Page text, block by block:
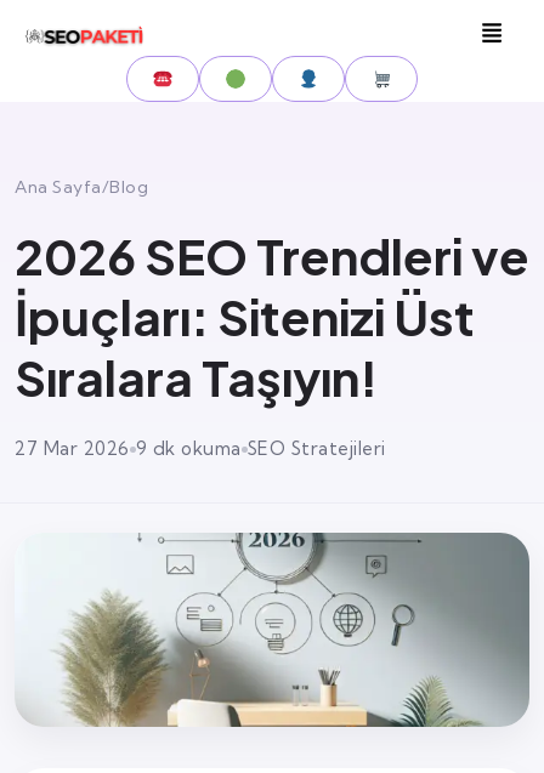
Ana Sayfa/Blog
2026 SEO Trendleri ve
İpuçları: Sitenizi Üst
Sıralara Taşıyın!
27 Mar 2026 9 dk okuma SEO Stratejileri